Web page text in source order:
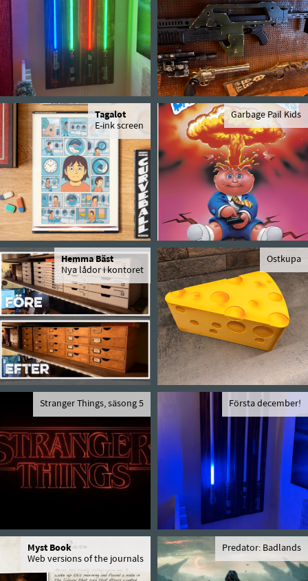
Tagalot
E-ink screen
Garbage Pail Kids
Hemma Bäst
Nya lådor i kontoret
Ostkupa
Stranger Things, säsong 5 Första december!
Myst Book
Web versions of the journals
Predator: Badlands